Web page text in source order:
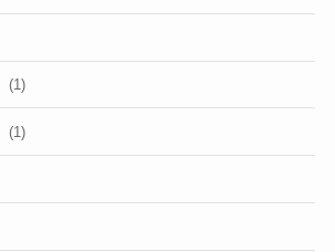
(1)
(1)